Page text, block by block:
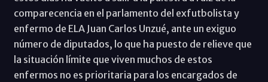
comparecencia en el parlamento del exfutbolista y
enfermo de ELA Juan Carlos Unzué, ante un exiguo
número de diputados, lo que ha puesto de relieve que
la situación límite que viven muchos de estos
enfermos no es prioritaria para los encargados de